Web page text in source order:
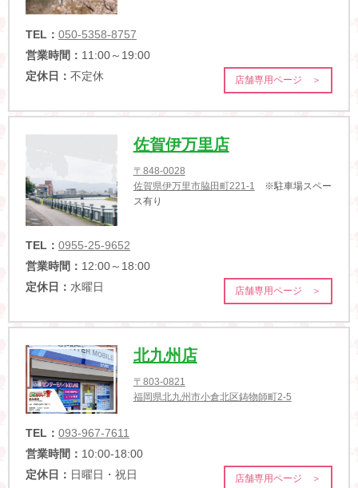
TEL： 050-5358-8757
営業時間： 11:00～19:00
定休日： 不定休 店舗専用ページ ＞
佐賀伊万里店
〒848-0028
佐賀県伊万里市脇田町221-1 ※駐車場スペー
ス有り
TEL： 0955-25-9652
営業時間： 12:00～18:00
定休日： 水曜日 店舗専用ページ ＞
北九州店
〒803-0821
福岡県北九州市小倉北区鋳物師町2-5
TEL： 093-967-7611
営業時間： 10:00-18:00
定休日： 日曜日・祝日 店舗専用ページ ＞